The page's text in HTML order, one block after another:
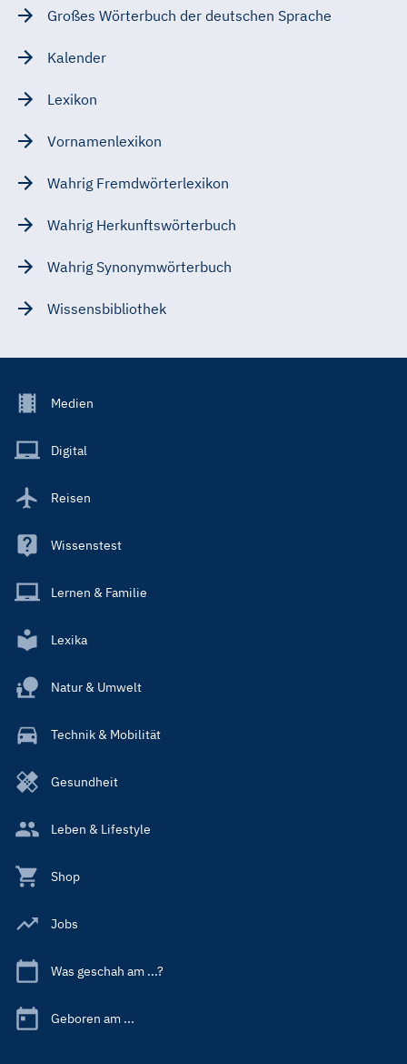
Großes Wörterbuch der deutschen Sprache
Kalender
Lexikon
Vornamenlexikon
Wahrig Fremdwörterlexikon
Wahrig Herkunftswörterbuch
Wahrig Synonymwörterbuch
Wissensbibliothek
Footer
Main
Medien
Digital
Reisen
Wissenstest
Lernen & Familie
Lexika
Natur & Umwelt
Technik & Mobilität
Gesundheit
Leben & Lifestyle
Shop
Jobs
Was geschah am ...?
Geboren am ...